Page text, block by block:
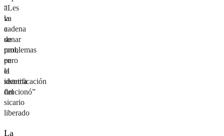
“Les
va
a
sonar
raro,
pero
el
sistema
funcionó”
a
la
cadena
de
problemas
en
la
identificación
del
sicario
liberado
La